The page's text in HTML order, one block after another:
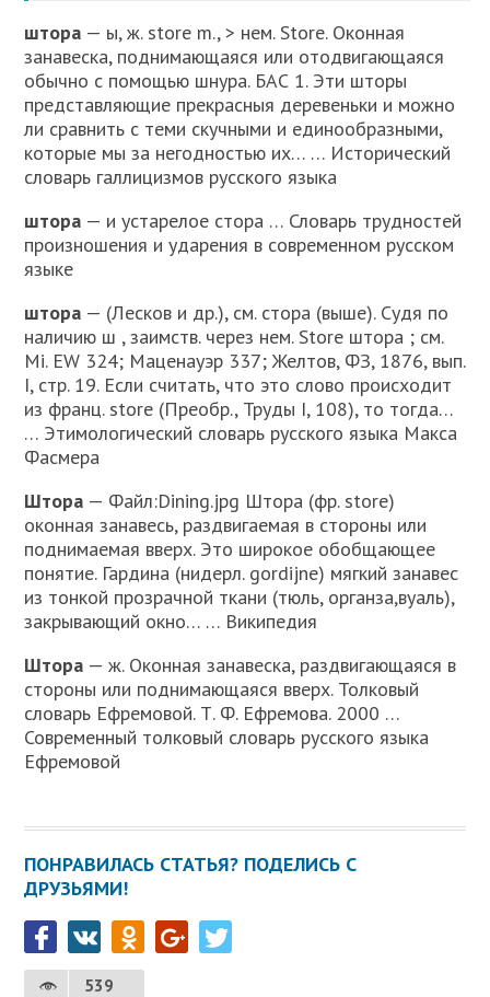
штора — ы, ж. store m., > нем. Store. Оконная
занавеска, поднимающаяся или отодвигающаяся
обычно с помощью шнура. БАС 1. Эти шторы
представляющие прекрасныя деревеньки и можно
ли сравнить с теми скучными и единообразными,
которые мы за негодностью их… … Исторический
словарь галлицизмов русского языка
штора — и устарелое стора … Словарь трудностей
произношения и ударения в современном русском
языке
штора — (Лесков и др.), см. стора (выше). Судя по
наличию ш , заимств. через нем. Store штора ; см.
Мi. ЕW 324; Маценауэр 337; Желтов, ФЗ, 1876, вып.
I, стр. 19. Если считать, что это слово происходит
из франц. store (Преобр., Труды I, 108), то тогда…
… Этимологический словарь русского языка Макса
Фасмера
Штора — Файл:Dining.jpg Штора (фр. store)
оконная занавесь, раздвигаемая в стороны или
поднимаемая вверх. Это широкое обобщающее
понятие. Гардина (нидерл. gordijne) мягкий занавес
из тонкой прозрачной ткани (тюль, органза,вуаль),
закрывающий окно… … Википедия
Штора — ж. Оконная занавеска, раздвигающаяся в
стороны или поднимающаяся вверх. Толковый
словарь Ефремовой. Т. Ф. Ефремова. 2000 …
Современный толковый словарь русского языка
Ефремовой
ПОНРАВИЛАСЬ СТАТЬЯ? ПОДЕЛИСЬ С
ДРУЗЬЯМИ!
539